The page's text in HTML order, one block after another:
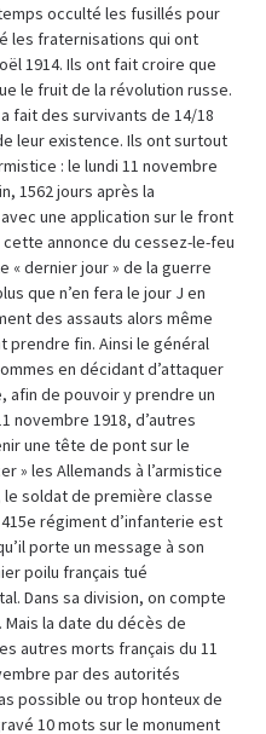
occulté les fusillés pour
les fraternisations qui ont
1914. Ils ont fait croire que
le fruit de la révolution russe.
fait des survivants de 14/18
leur existence. Ils ont surtout
: le lundi 11 novembre
1562 jours après la
une application sur le front
cette annonce du cessez-le-feu
« dernier jour » de la guerre
que n’en fera le jour J en
des assauts alors même
prendre fin. Ainsi le général
en décidant d’attaquer
afin de pouvoir y prendre un
novembre 1918, d’autres
une tête de pont sur le
» les Allemands à l’armistice
le soldat de première classe
régiment d’infanterie est
porte un message à son
poilu français tué
Dans sa division, on compte
la date du décès de
autres morts français du 11
par des autorités
possible ou trop honteux de
10 mots sur le monument